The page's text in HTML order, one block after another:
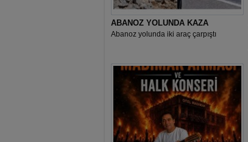
ABANOZ YOLUNDA KAZA
Abanoz yolunda iki araç çarpıştı